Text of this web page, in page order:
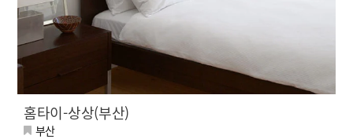
홈타이-상상(부산)
부산